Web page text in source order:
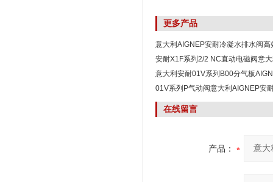
更多产品
意大利AIGNEP安耐冷凝水排水阀高
安耐X1F系列2/2 NC直动电磁阀意
意大利安耐01V系列B00分气板
01V系列P气动阀意大利AIGNEP安
在线留言
产品：